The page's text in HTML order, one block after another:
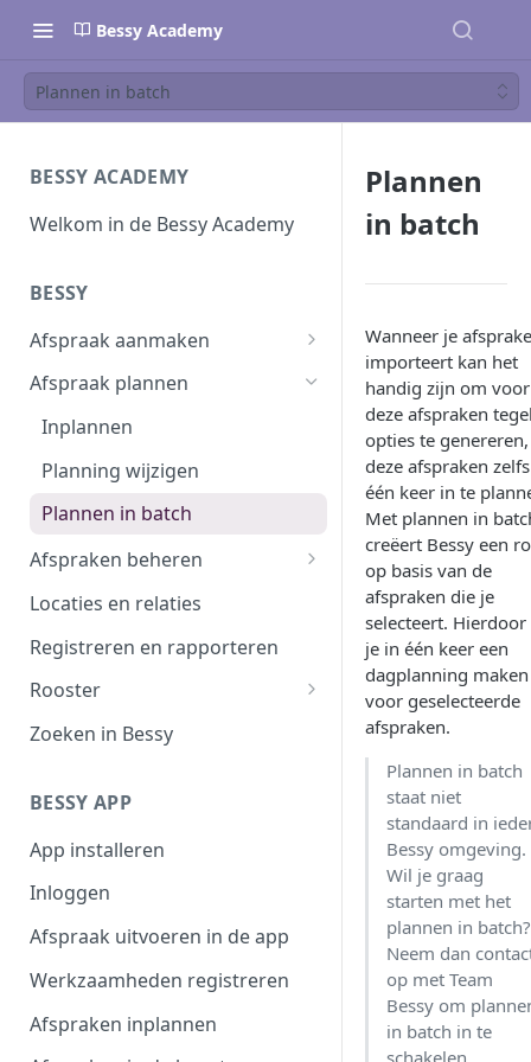
Bessy Academy
Plannen in batch
BESSY ACADEMY
Welkom in de Bessy Academy
BESSY
Afspraak aanmaken
Afspraak aanmaken
Afspraken importeren
Afspraak plannen
Inplannen
Planning wijzigen
Plannen in batch
Afspraken beheren
Afspraak verwerken
Planbord
Filteroverzicht
Afspraaktoegang
Locaties en relaties
Registreren en rapporteren
Rooster
Werktijden
Plannen in beschikbaarheid
Shifts
Zoeken in Bessy
BESSY APP
App installeren
Inloggen
Afspraak uitvoeren in de app
Werkzaamheden registreren
Afspraken inplannen
Plannen
in batch
Wanneer je
importeert kan het
handig zijn om
deze afspraken
opties te
deze afspraken
één keer in te
Met plannen in
creëert Bessy een
op basis van de
afspraken die je
selecteert.
je in één keer een
dagplanning maken
voor geselecteerde
afspraken.
Plannen in batch
staat niet
standaard in
Bessy omgeving.
Wil je graag
starten met het
plannen in batch?
Neem dan
op met Team
Bessy om
in batch in te
schakelen.